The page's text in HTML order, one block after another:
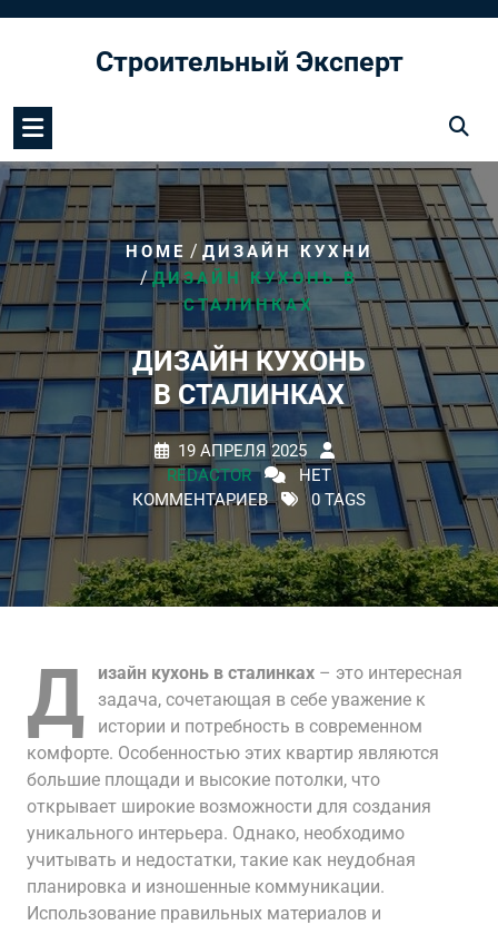
содержимомуСтроительный Эксперт
HOME / ДИЗАЙН КУХНИ
/ДИЗАЙН КУХОНЬ В
СТАЛИНКАХ
ДИЗАЙН КУХОНЬ
В СТАЛИНКАХ
19 АПРЕЛЯ 2025
REDACTOR
НЕТ
КОММЕНТАРИЕВ
0 TAGS
Д изайн кухонь в сталинках – это интересная
задача, сочетающая в себе уважение к
истории и потребность в современном
комфорте. Особенностью этих квартир являются
большие площади и высокие потолки, что
открывает широкие возможности для создания
уникального интерьера. Однако, необходимо
учитывать и недостатки, такие как неудобная
планировка и изношенные коммуникации.
Использование правильных материалов и